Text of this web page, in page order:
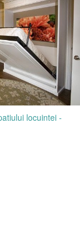
locuintei -